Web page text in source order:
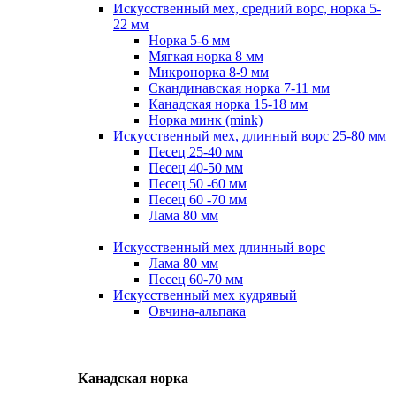
Искусственный мех, средний ворс, норка 5-
22 мм
Норка 5-6 мм
Мягкая норка 8 мм
Микронорка 8-9 мм
Скандинавская норка 7-11 мм
Канадская норка 15-18 мм
Норка минк (mink)
Искусственный мех, длинный ворс 25-80 мм
Песец 25-40 мм
Песец 40-50 мм
Песец 50 -60 мм
Песец 60 -70 мм
Лама 80 мм
Искусственный мех длинный ворс
Лама 80 мм
Песец 60-70 мм
Искусственный мех кудрявый
Овчина-альпака
Канадская норка